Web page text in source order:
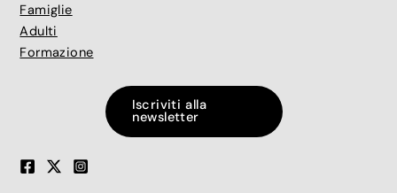
Famiglie
Adulti
Formazione
Iscriviti alla
newsletter